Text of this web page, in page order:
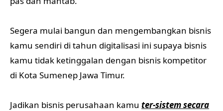
Segera mulai bangun dan mengembangkan bisnis
kamu sendiri di tahun digitalisasi ini supaya bisnis
kamu tidak ketinggalan dengan bisnis kompetitor
di Kota Sumenep Jawa Timur.
Jadikan bisnis perusahaan kamu ter-sistem secara